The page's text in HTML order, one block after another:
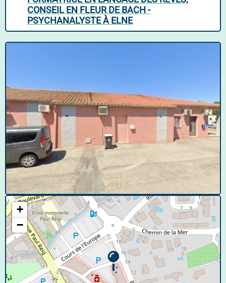
CONSEIL EN FLEUR DE BACH -
PSYCHANALYSTE À ELNE
© Google Street View
+
−